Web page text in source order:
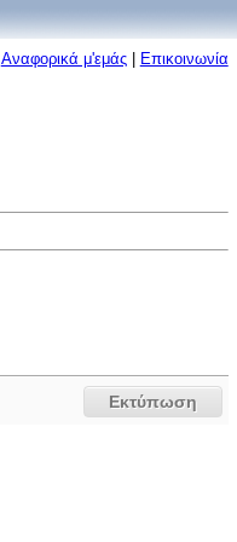
Αναφορικά μ'εμάς| Επικοινωνία
Εκτύπωση